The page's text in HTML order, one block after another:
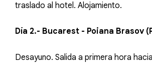
traslado al hotel. Alojamiento.
Día 2.- Bucarest - Poiana Brasov
Desayuno. Salida a primera hora